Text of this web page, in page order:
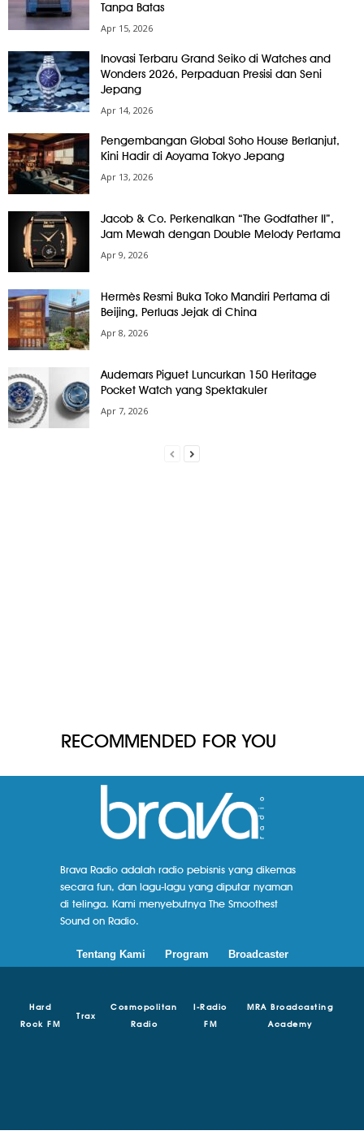
Tanpa Batas
Apr 15, 2026
Inovasi Terbaru Grand Seiko di Watches and
Wonders 2026, Perpaduan Presisi dan Seni
Jepang
Apr 14, 2026
Pengembangan Global Soho House Berlanjut,
Kini Hadir di Aoyama Tokyo Jepang
Apr 13, 2026
Jacob & Co. Perkenalkan “The Godfather II”,
Jam Mewah dengan Double Melody Pertama
Apr 9, 2026
Hermès Resmi Buka Toko Mandiri Pertama di
Beijing, Perluas Jejak di China
Apr 8, 2026
Audemars Piguet Luncurkan 150 Heritage
Pocket Watch yang Spektakuler
Apr 7, 2026
RECOMMENDED FOR YOU
Brava Radio adalah radio pebisnis yang dikemas
secara fun, dan lagu-lagu yang diputar nyaman
di telinga. Kami menyebutnya The Smoothest
Sound on Radio.
Tentang Kami Program Broadcaster
Hard
Rock FM
Trax
Cosmopolitan
Radio
I-Radio
FM
MRA Broadcasting
Academy